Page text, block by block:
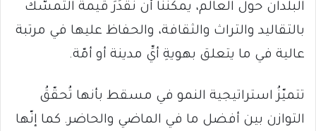
البلدان حول العالم، يمكننا أن نُقدِّرَ قيمةَ التمسُّك
بالتقاليد والتراث والثقافة، والحفاظ عليها في مرتبة
عالية في ما يتعلق بهويةِ أيِّ مدينة أو أمّة.
تتميّزُ استراتيجية النمو في مسقط بأنها تُحقّقُ
التوازن بين أفضل ما في الماضي والحاضر. كما إنّها